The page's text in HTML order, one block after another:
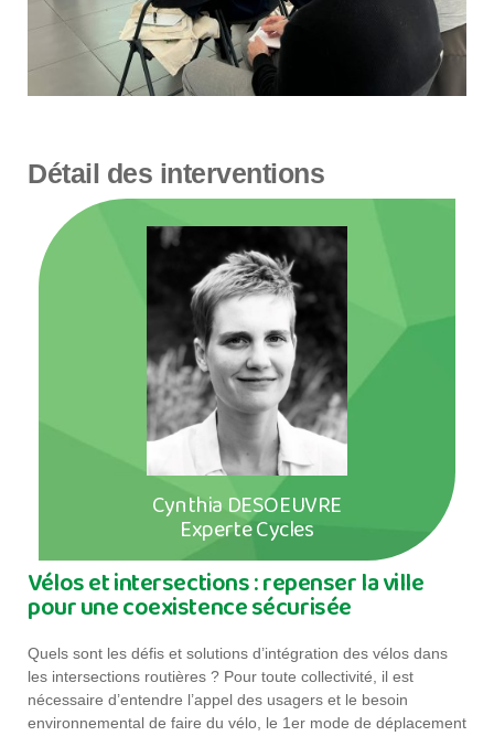
Détail des interventions
Cynthia DESOEUVRE
Experte Cycles
Vélos et intersections : repenser la ville
pour une coexistence sécurisée
Quels sont les défis et solutions d’intégration des vélos dans
les intersections routières ? Pour toute collectivité, il est
nécessaire d’entendre l’appel des usagers et le besoin
environnemental de faire du vélo, le 1er mode de déplacement